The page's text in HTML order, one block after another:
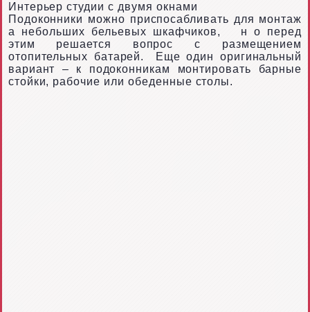
Интерьер студии с двумя окнами
Подоконники можно приспосабливать для монтаж
а небольших бельевых шкафчиков,
н
о перед
этим решается вопрос с размещением
отопительных батарей.
Еще один оригинальный
вариант – к подоконникам монтировать барные
стойки, рабочие или обеденные столы.